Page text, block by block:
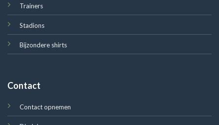
Trainers
Stadions
Bijzondere shirts
Contact
Contact opnemen